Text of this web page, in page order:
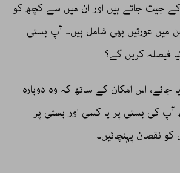
کے جیت جاتے ہیں اور ان میں سے کچھ کو
میں عورتیں بھی شامل ہیں۔ آپ بستی
فیصلہ کریں گے؟
جائے، اس امکان کے ساتھ کہ وہ دوبارہ
آپ کی بستی پر یا کسی اور بستی پر
نقصان پہنچائیں۔